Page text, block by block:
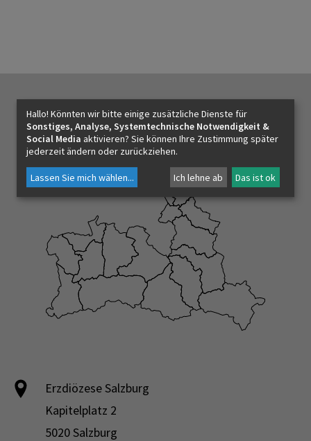
Erzdiözese Salzburg
Kapitelplatz 2
5020 Salzburg
Hallo! Könnten wir bitte einige zusätzliche Dienste für
Sonstiges, Analyse, Systemtechnische Notwendigkeit &
Social Media aktivieren? Sie können Ihre Zustimmung später
jederzeit ändern oder zurückziehen.
Lassen Sie mich wählen... Ich lehne ab Das ist ok